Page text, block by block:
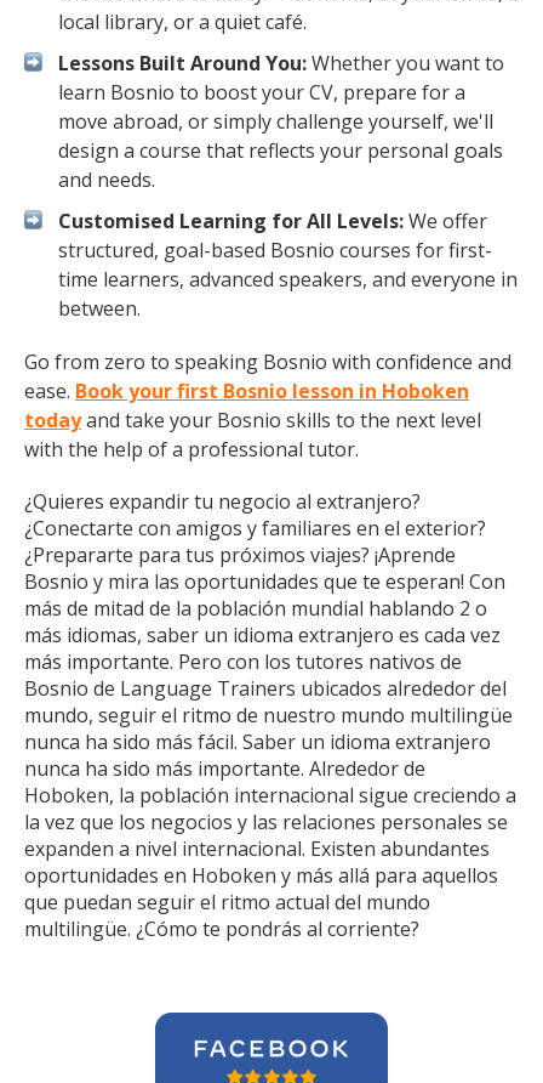
local library, or a quiet café.
Lessons Built Around You:Whether you want to
learn Bosnio to boost your CV, prepare for a
move abroad, or simply challenge yourself, we'll
design a course that reflects your personal goals
and needs.
Customised Learning for All Levels:We offer
structured, goal-based Bosnio courses for first-
time learners, advanced speakers, and everyone in
between.
Go from zero to speaking Bosnio with confidence and
ease. Book your first Bosnio lesson in Hoboken
todayand take your Bosnio skills to the next level
with the help of a professional tutor.
¿Quieres expandir tu negocio al extranjero?
¿Conectarte con amigos y familiares en el exterior?
¿Prepararte para tus próximos viajes? ¡Aprende
Bosnio y mira las oportunidades que te esperan! Con
más de mitad de la población mundial hablando 2 o
más idiomas, saber un idioma extranjero es cada vez
más importante. Pero con los tutores nativos de
Bosnio de Language Trainers ubicados alrededor del
mundo, seguir el ritmo de nuestro mundo multilingüe
nunca ha sido más fácil. Saber un idioma extranjero
nunca ha sido más importante. Alrededor de
Hoboken, la población internacional sigue creciendo a
la vez que los negocios y las relaciones personales se
expanden a nivel internacional. Existen abundantes
oportunidades en Hoboken y más allá para aquellos
que puedan seguir el ritmo actual del mundo
multilingüe. ¿Cómo te pondrás al corriente?